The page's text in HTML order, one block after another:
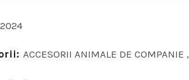
ACCESORII ANIMALE DE COMPANIE ,